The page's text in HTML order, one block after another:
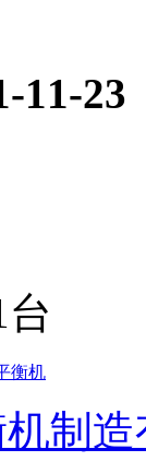
11-23
台
衡机
机制